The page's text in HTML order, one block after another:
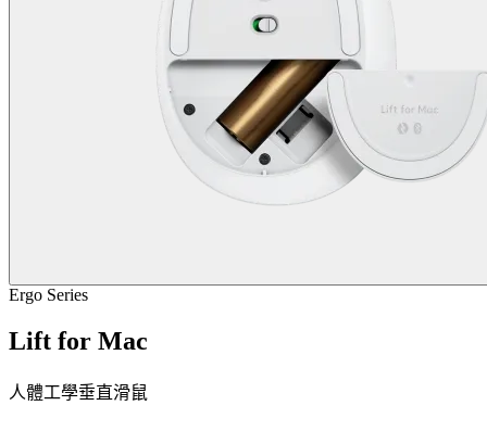
Ergo Series
Lift for Mac
人體工學垂直滑鼠